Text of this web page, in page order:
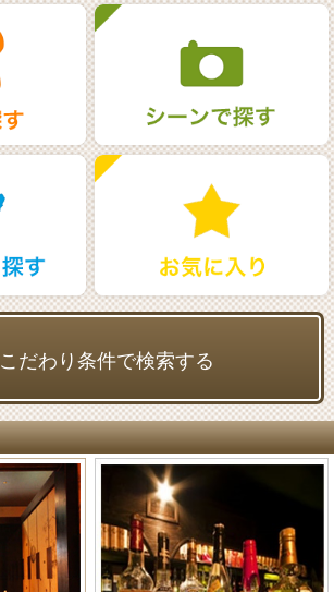
こだわり条件で検索する